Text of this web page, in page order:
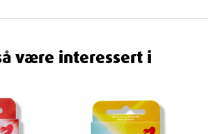
Gir god glid over tid uten behov for
være interessert i